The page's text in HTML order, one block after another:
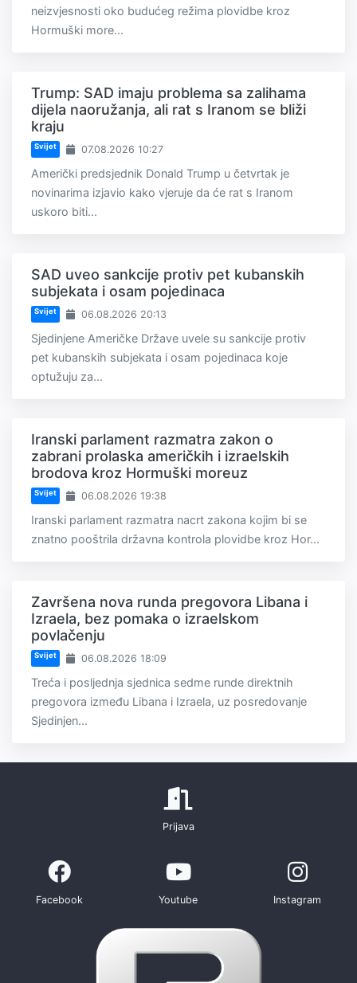
neizvjesnosti oko budućeg režima plovidbe kroz
Hormuški more...
Trump: SAD imaju problema sa zalihama
dijela naoružanja, ali rat s Iranom se bliži
kraju
Svijet 07.08.2026 10:27
Američki predsjednik Donald Trump u četvrtak je
novinarima izjavio kako vjeruje da će rat s Iranom
uskoro biti...
SAD uveo sankcije protiv pet kubanskih
subjekata i osam pojedinaca
Svijet 06.08.2026 20:13
Sjedinjene Američke Države uvele su sankcije protiv
pet kubanskih subjekata i osam pojedinaca koje
optužuju za...
Iranski parlament razmatra zakon o
zabrani prolaska američkih i izraelskih
brodova kroz Hormuški moreuz
Svijet 06.08.2026 19:38
Iranski parlament razmatra nacrt zakona kojim bi se
znatno pooštrila državna kontrola plovidbe kroz Hor...
Završena nova runda pregovora Libana i
Izraela, bez pomaka o izraelskom
povlačenju
Svijet 06.08.2026 18:09
Treća i posljednja sjednica sedme runde direktnih
pregovora između Libana i Izraela, uz posredovanje
Sjedinjen...
Prijava
Facebook Youtube Instagram